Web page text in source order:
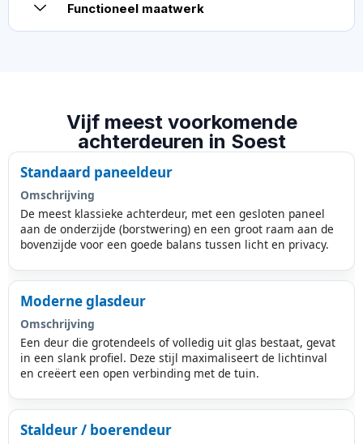
Functioneel maatwerk
Vijf meest voorkomende
achterdeuren in Soest
Standaard paneeldeur
Omschrijving
De meest klassieke achterdeur, met een gesloten paneel
aan de onderzijde (borstwering) en een groot raam aan de
bovenzijde voor een goede balans tussen licht en privacy.
Moderne glasdeur
Omschrijving
Een deur die grotendeels of volledig uit glas bestaat, gevat
in een slank profiel. Deze stijl maximaliseert de lichtinval
en creëert een open verbinding met de tuin.
Staldeur / boerendeur